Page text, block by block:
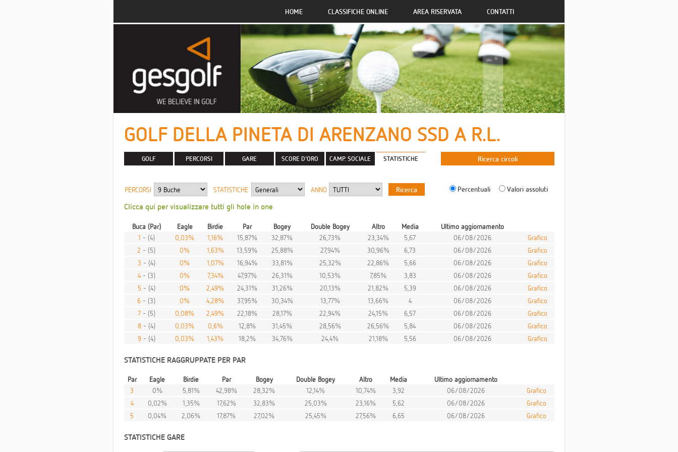
HOME CLASSIFICHE ONLINE AREA RISERVATA CONTATTI
GOLF DELLA PINETA DI ARENZANO SSD A R.L.
GOLF PERCORSI GARE SCORE D'ORO CAMP. SOCIALE STATISTICHE
PERCORSI STATISTICHE ANNO
Clicca qui per visualizzare tutti gli hole in one
Ricerca circoli
Percentuali Valori assoluti
Buca (Par) Eagle Birdie Par Bogey Double Bogey Altro Media
Ultimo aggiornamento
1 - (4) 0,03% 1,16% 15,87% 32,87% 26,73% 23,34% 5,67 06/08/2026
Grafico
2 - (5) 0% 1,63% 13,59% 25,88% 27,94% 30,96% 6,73 06/08/2026
Grafico
3 - (4) 0% 1,07% 16,94% 33,81% 25,32% 22,86% 5,66 06/08/2026
Grafico
4- (3) 0% 7,34% 47,97% 26,31% 10,53% 7,85% 3,83 06/08/2026
Grafico
5 - (4) 0% 2,49% 24,31% 31,26% 20,13% 21,82% 5,39 06/08/2026
Grafico
6 - (3) 0% 4,28% 37,95% 30,34% 13,77% 13,66% 4 06/08/2026
Grafico
7- (5) 0,08% 2,49% 22,18% 28,17% 22,94% 24,15% 6,57 06/08/2026
Grafico
8- (4) 0,03% 0,6% 12,8% 31,45% 28,56% 26,56% 5,84 06/08/2026
Grafico
9- (4) 0,03% 1,43% 18,2% 34,76% 24,4% 21,18% 5,56 06/08/2026 Grafico
STATISTICHE RAGGRUPPATE PER PAR
Par Eagle Birdie Par Bogey Double Bogey Altro Media
Ultimo aggiornamento
3
0% 5,81% 42,98% 28,32% 12,14% 10,74% 3,92 06/08/2026
Grafico
4
0,02% 1,35% 17,62% 32,83% 25,03% 23,16% 5,62 06/08/2026
Grafico
5
0,04% 2,06% 17,87% 27,02% 25,45% 27,56% 6,65 06/08/2026 Grafico
STATISTICHE GARE